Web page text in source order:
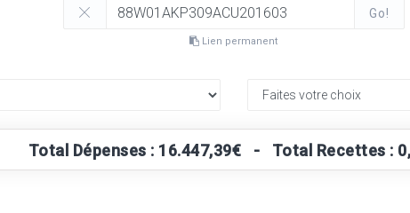
Go!
Lien permanent
Total Dépenses : 16.447,39€ - Total Recettes :